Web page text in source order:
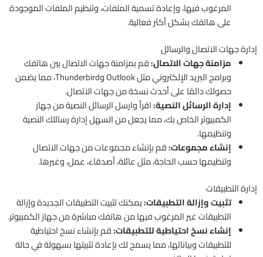
المرغوب فيها، وإعادة تسمية الملفات، وتنظيم الملفات الموجودة
على هاتفك بشكل أكثر فعالية.
إدارة جهات الاتصال والرسائل
مزامنة جهات الاتصال:قم بمزامنة جهات الاتصال بين هاتفك
وبرامج البريد الإلكتروني مثل Outlook وThunderbird، مما يضمن
حصولك دائمًا على أحدث نسخة من جهات الاتصال.
إدارة الرسائل النصية:اقرأ وارسل الرسائل النصية من جهاز
الكمبيوتر الخاص بك، مما يجعل من السهل إدارة رسائلك النصية
وتنظيمها.
إنشاء مجموعات:قم بإنشاء مجموعات من جهات الاتصال
وتنظيمها حسب الحاجة، مثل عائلة، أصدقاء، عمل، وغيرها.
إدارة التطبيقات
تثبيت وإزالة التطبيقات:يمكنك تثبيت التطبيقات الجديدة وإزالة
التطبيقات غير المرغوب فيها من هاتفك مباشرة من جهاز الكمبيوتر.
إنشاء نسخ احتياطية للتطبيقات:قم بإنشاء نسخ احتياطية
للتطبيقات وبياناتها، مما يسمح لك بإعادة تثبيتها بسهولة في حالة